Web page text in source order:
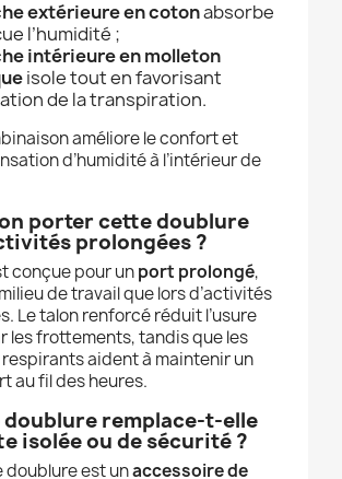
extérieure en cotonabsorbe
l’humidité ;
intérieure en molleton
isole tout en favorisant
de la transpiration.
améliore le confort et
d’humidité à l’intérieur de
porter cette doublure
prolongées ?
conçue pour unport prolongé,
de travail que lors d’activités
Le talon renforcé réduit l’usure
les frottements, tandis que les
aident à maintenir un
au fil des heures.
doublure remplace-t-elle
isolée ou de sécurité ?
doublure est unaccessoire de